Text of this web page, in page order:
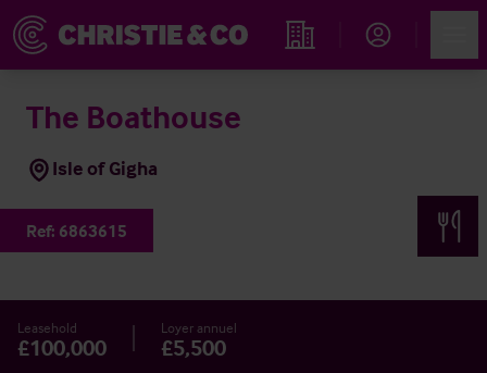
Rechercher un hôtel
The Boathouse
Isle of Gigha
Ref: 6863615
Leasehold
£100,000
Loyer annuel
£5,500